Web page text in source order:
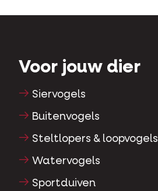
Voor jouw dier
Siervogels
Buitenvogels
Steltlopers & loopvogels
Watervogels
Sportduiven